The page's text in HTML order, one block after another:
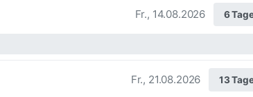
Fr., 14.08.2026 6
Fr., 21.08.2026 13